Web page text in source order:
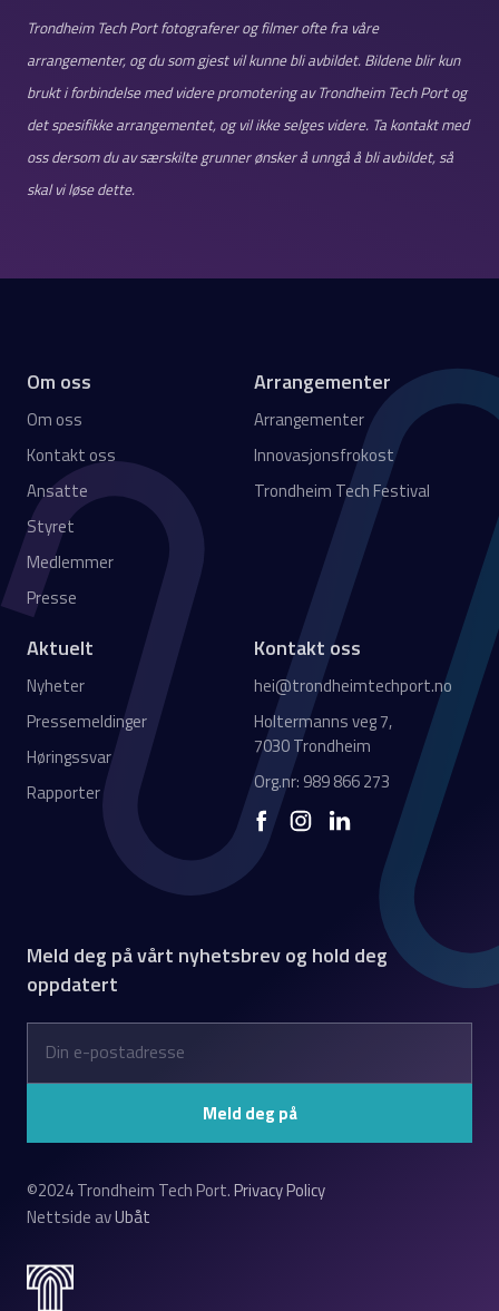
Trondheim Tech Port fotograferer og filmer ofte fra våre
arrangementer, og du som gjest vil kunne bli avbildet. Bildene blir kun
brukt i forbindelse med videre promotering av Trondheim Tech Port og
det spesifikke arrangementet, og vil ikke selges videre. Ta kontakt med
oss dersom du av særskilte grunner ønsker å unngå å bli avbildet, så
skal vi løse dette.
Om oss
Om oss
Kontakt oss
Ansatte
Styret
Medlemmer
Presse
Arrangementer
Arrangementer
Innovasjonsfrokost
Trondheim Tech Festival
Aktuelt
Nyheter
Pressemeldinger
Høringssvar
Rapporter
Kontakt oss
hei@trondheimtechport.no
Holtermanns veg 7,
7030 Trondheim
Org.nr: 989 866 273
Meld deg på vårt nyhetsbrev og hold deg
oppdatert
©2024 Trondheim Tech Port.Privacy Policy
Nettside avUbåt